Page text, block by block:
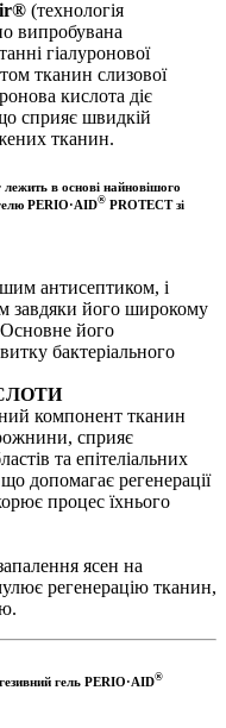
® (технологія
випробувана
гіалуронової
тканин слизової
кислота діє
сприяє швидкій
тканин.
в основі найновішого
PERIO·AID® PROTECT зі
антисептиком, і
завдяки його широкому
Основне його
бактеріального
компонент тканин
сприяє
та епітеліальних
допомагає регенерації
процес їхнього
ясен на
регенерацію тканин,
гель PERIO·AID®